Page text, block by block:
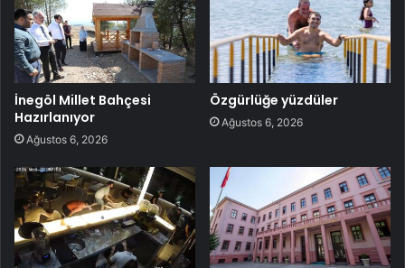
İnegöl Millet Bahçesi
Hazırlanıyor
Ağustos 6, 2026
Özgürlüğe yüzdüler
Ağustos 6, 2026